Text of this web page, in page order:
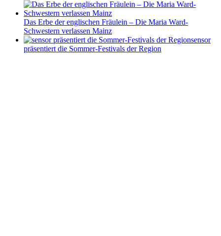
Das Erbe der englischen Fräulein – Die Maria Ward-
Schwestern verlassen Mainz
sensor
präsentiert die Sommer-Festivals der Region